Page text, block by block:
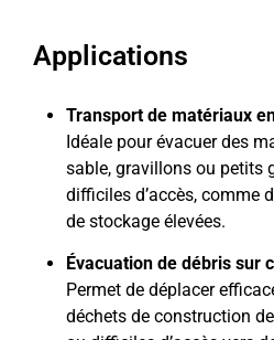
Applications
Transport de matériaux
Idéale pour évacuer des
sable, gravillons ou petits
difficiles d’accès, comme
de stockage élevées.
Évacuation de débris sur
Permet de déplacer
déchets de construction